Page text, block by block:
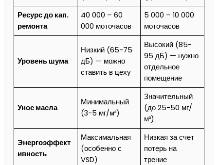
Ресурс до кап.
ремонта
40 000 – 60
000 моточасов
5 000 – 10 000
моточасов
Уровень шума
Низкий (65-75
дБ) — можно
ставить в цеху
Высокий (85-
95 дБ) — нужно
отдельное
помещение
Унос масла
Минимальный
(3-5 мг/м³)
Значительный
(до 25-50 мг/
м³)
Энергоэффект
ивность
Максимальная
(особенно с
VSD)
Низкая за счет
потерь на
трение